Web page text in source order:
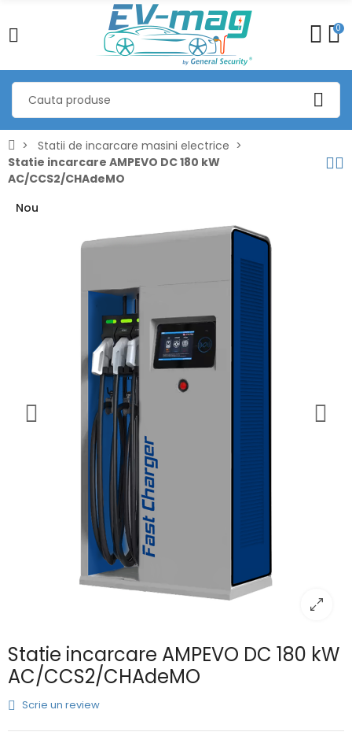
0
Statii de incarcare masini electrice
Statie incarcare AMPEVO DC 180 kW
AC/CCS2/CHAdeMO
Nou
Statie incarcare AMPEVO DC 180 kW
AC/CCS2/CHAdeMO
Scrie un review